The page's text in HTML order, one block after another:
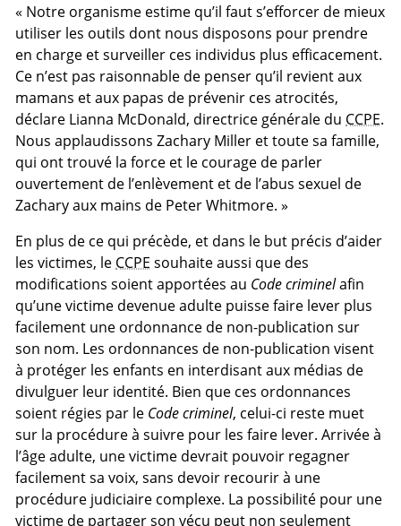
« Notre organisme estime qu’il faut s’efforcer de mieux
utiliser les outils dont nous disposons pour prendre
en charge et surveiller ces individus plus efficacement.
Ce n’est pas raisonnable de penser qu’il revient aux
mamans et aux papas de prévenir ces atrocités,
déclare Lianna McDonald, directrice générale du CCPE.
Nous applaudissons Zachary Miller et toute sa famille,
qui ont trouvé la force et le courage de parler
ouvertement de l’enlèvement et de l’abus sexuel de
Zachary aux mains de Peter Whitmore. »
En plus de ce qui précède, et dans le but précis d’aider
les victimes, le CCPE souhaite aussi que des
modifications soient apportées au Code criminelafin
qu’une victime devenue adulte puisse faire lever plus
facilement une ordonnance de non-publication sur
son nom. Les ordonnances de non-publication visent
à protéger les enfants en interdisant aux médias de
divulguer leur identité. Bien que ces ordonnances
soient régies par le Code criminel, celui-ci reste muet
sur la procédure à suivre pour les faire lever. Arrivée à
l’âge adulte, une victime devrait pouvoir regagner
facilement sa voix, sans devoir recourir à une
procédure judiciaire complexe. La possibilité pour une
victime de partager son vécu peut non seulement